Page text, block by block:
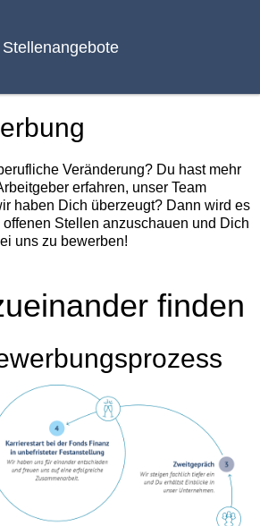
Stellenangebote
Veränderung? Du hast mehr
erfahren, unser Team
haben Dich überzeugt? Dann wird es
offenen Stellen anzuschauen und Dich
uns zu bewerben!
finden